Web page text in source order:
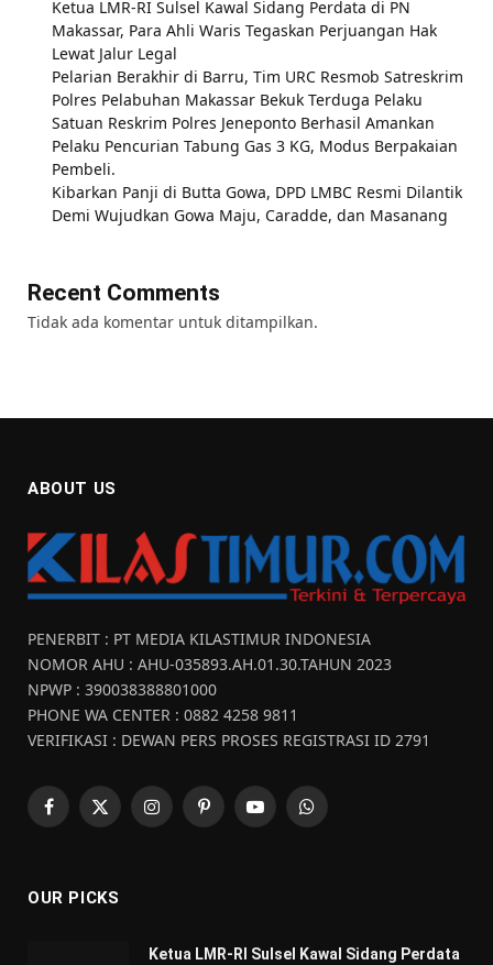
Ketua LMR-RI Sulsel Kawal Sidang Perdata di PN
Makassar, Para Ahli Waris Tegaskan Perjuangan Hak
Lewat Jalur Legal
Pelarian Berakhir di Barru, Tim URC Resmob Satreskrim
Polres Pelabuhan Makassar Bekuk Terduga Pelaku
Satuan Reskrim Polres Jeneponto Berhasil Amankan
Pelaku Pencurian Tabung Gas 3 KG, Modus Berpakaian
Pembeli.
Kibarkan Panji di Butta Gowa, DPD LMBC Resmi Dilantik
Demi Wujudkan Gowa Maju, Caradde, dan Masanang
Recent Comments
Tidak ada komentar untuk ditampilkan.
ABOUT US
PENERBIT : PT MEDIA KILASTIMUR INDONESIA
NOMOR AHU : AHU-035893.AH.01.30.TAHUN 2023
NPWP : 390038388801000
PHONE WA CENTER : 0882 4258 9811
VERIFIKASI : DEWAN PERS PROSES REGISTRASI ID 2791
Facebook
X
InstagramPinterestYouTubeWhatsApp
OUR PICKS
Ketua LMR-RI Sulsel Kawal Sidang Perdata